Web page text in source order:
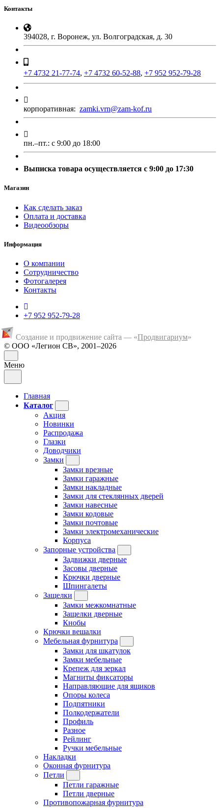
Контакты
394028, г. Воронеж, ул. Волгоградская, д. 30
+7 4732 21-77-74, +7 4732 60-52-88, +7 952 952-79-28
корпоративная: zamki.vrn@zam-kof.ru
пн.–пт.: с 9:00 до 18:00
Выписка товара осуществляется с 9:00 до 17:30
Магазин
Как сделать заказ
Оплата и доставка
Видеообзоры
Информация
О компании
Сотрудничество
Фотогалерея
Контакты
+7 952 952-79-28
Создание и продвижение сайта — «Продвигариум»
© ООО «Легион СВ», 2001–2026
Меню
Главная
Каталог
Акция
Новинки
Распродажа
Глазки
Доводчики
Замки
Замки врезные
Замки гаражные
Замки накладные
Замки для стеклянных дверей
Замки навесные
Замки кодовые
Замки почтовые
Замки электромеханические
Корпуса
Запорные устройства
Задвижки дверные
Засовы дверные
Крючки дверные
Шпингалеты
Защелки
Замки межкомнатные
Защелки дверные
Кнобы
Крючки вешалки
Мебельная фурнитура
Замки для шкатулок
Замки мебельные
Крепеж для зеркал
Магниты фиксаторы
Направляющие для ящиков
Опоры колеса
Подпятники
Полкодержатели
Профиль
Разное
Рейлинг
Ручки мебельные
Накладки
Оконная фурнитура
Петли
Петли гаражные
Петли дверные
Противопожарная фурнитура